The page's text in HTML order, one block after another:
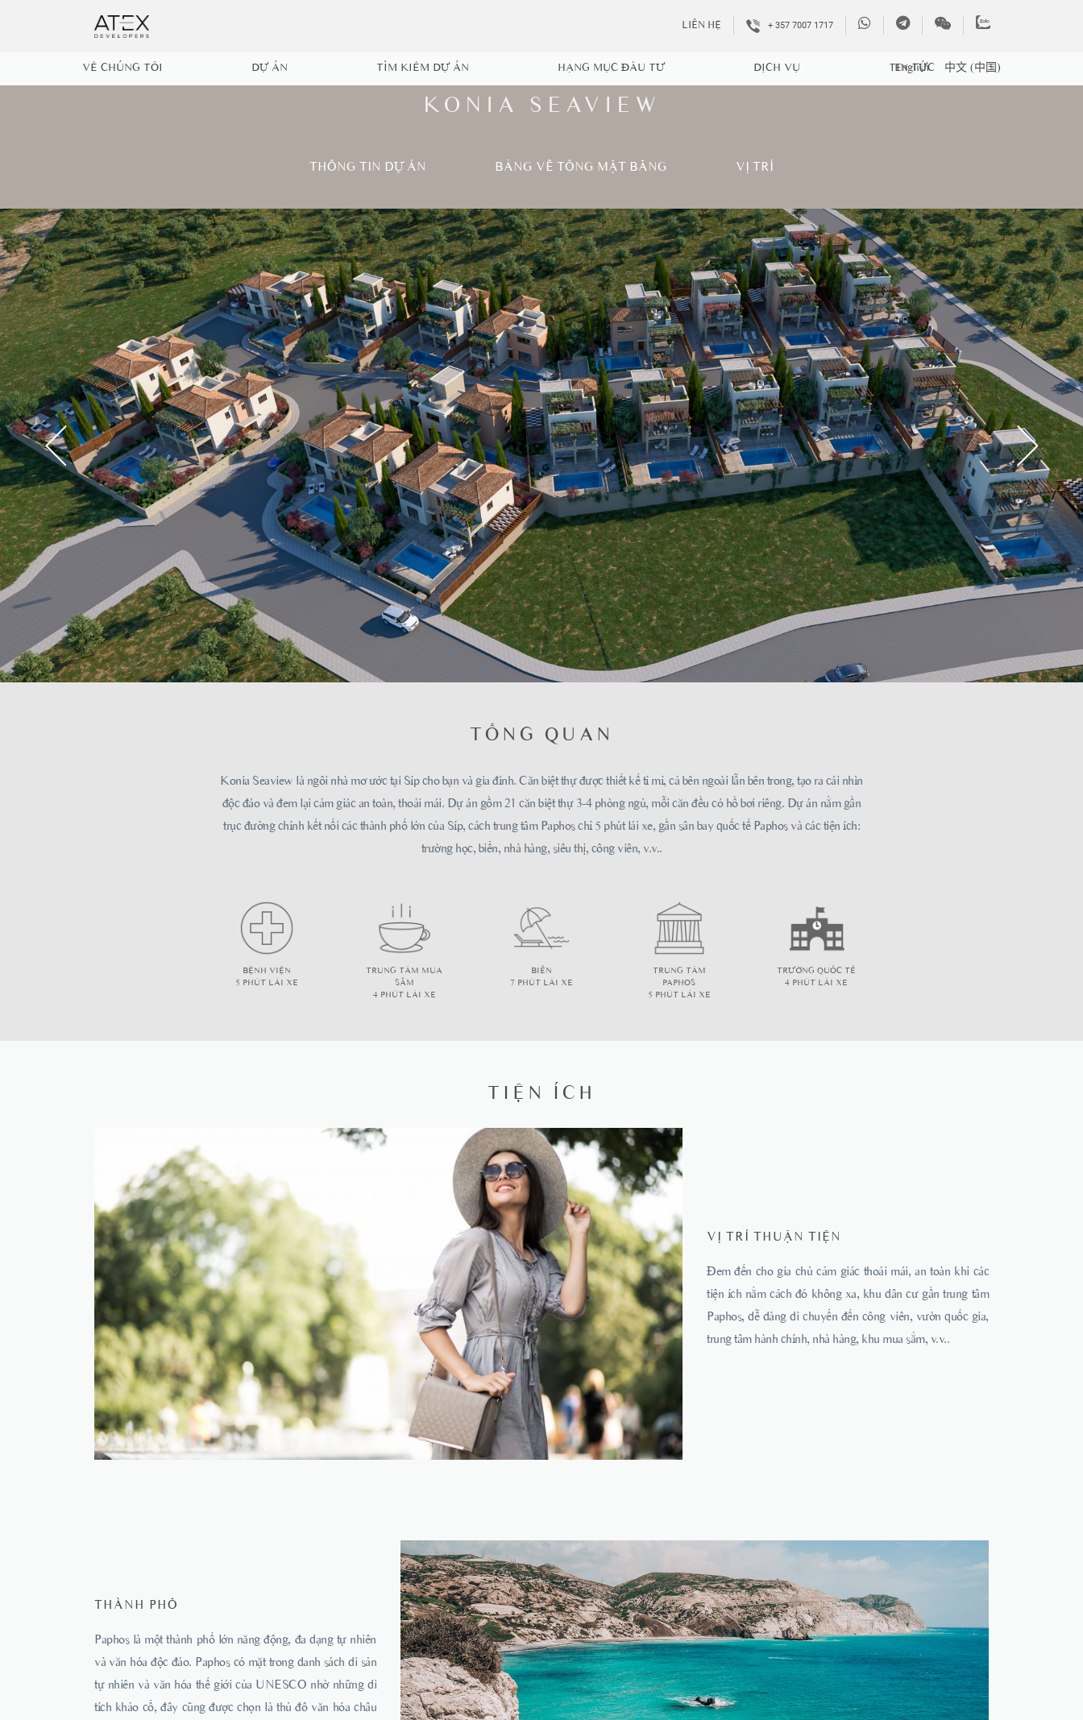
LIÊN HỆ + 357 7007 1717
VỀ CHÚNG TÔI DỰ ÁN TÌM KIẾM DỰ ÁN HẠNG MỤC ĐẦU TƯ DỊCH VỤ TIN TỨC
English 中文 (中国)
KONIA SEAVIEW
THÔNG TIN DỰ ÁN BẢNG VẼ TỔNG MẶT BẰNG VỊ TRÍ
TỔNG QUAN
Konia Seaview là ngôi nhà mơ ước tại Síp cho bạn và gia đình. Căn biệt thự được thiết kế tỉ mỉ, cả bên ngoài lẫn bên trong, tạo ra cái nhìn
độc đáo và đem lại cảm giác an toàn, thoải mái. Dự án gồm 21 căn biệt thự 3-4 phòng ngủ, mỗi căn đều có hồ bơi riêng. Dự án nằm gần
trục đường chính kết nối các thành phố lớn của Síp, cách trung tâm Paphos chỉ 5 phút lái xe, gần sân bay quốc tế Paphos và các tiện ích:
trường học, biển, nhà hàng, siêu thị, công viên, v.v..
BỆNH VIỆN
5 PHÚT LÁI XE
TRUNG TÂM MUA
SẮM
4 PHÚT LÁI XE
BIỂN
7 PHÚT LÁI XE
TRUNG TÂM
PAPHOS
5 PHÚT LÁI XE
TRƯỜNG QUỐC TẾ
4 PHÚT LÁI XE
TIỆN ÍCH
VỊ TRÍ THUẬN TIỆN
Đem đến cho gia chủ cảm giác thoải mái, an toàn khi các
tiện ích nằm cách đó không xa, khu dân cư gần trung tâm
Paphos, dễ dàng di chuyển đến công viên, vườn quốc gia,
trung tâm hành chính, nhà hàng, khu mua sắm, v.v..
THÀNH PHỐ
Paphos là một thành phố lớn năng động, đa dạng tự nhiên
và văn hóa độc đáo. Paphos có mặt trong danh sách di sản
tự nhiên và văn hóa thế giới của UNESCO nhờ những di
tích khảo cổ, đây cũng được chọn là thủ đô văn hóa châu